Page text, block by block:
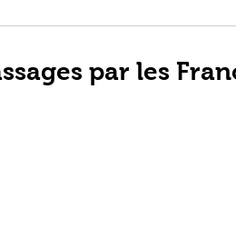
par les